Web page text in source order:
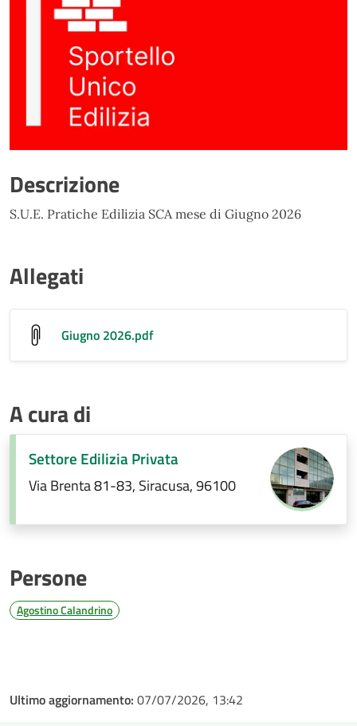
Descrizione
S.U.E. Pratiche Edilizia SCA mese di Giugno 2026
Allegati
Giugno 2026.pdf
A cura di
Settore Edilizia Privata
Via Brenta 81-83, Siracusa, 96100
Persone
Agostino Calandrino
Ultimo aggiornamento: 07/07/2026, 13:42